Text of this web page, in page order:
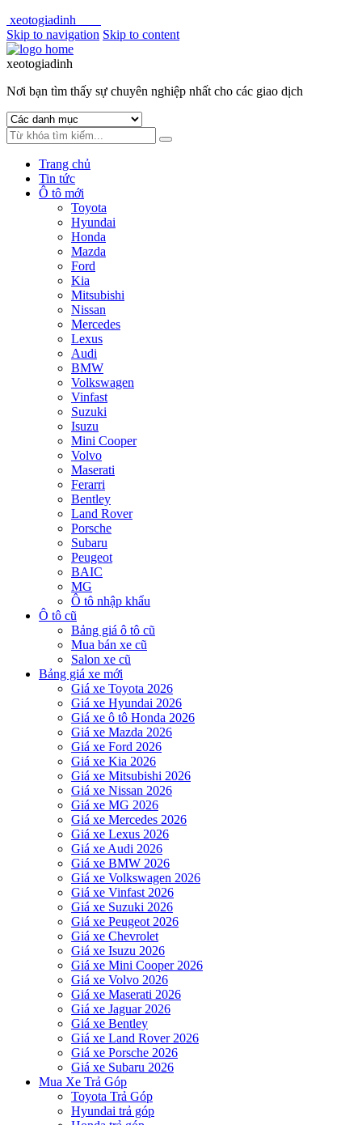
xeotogiadinh
Skip to navigation Skip to content
xeotogiadinh
Nơi bạn tìm thấy sự chuyên nghiệp nhất cho các giao dịch
Trang chủ
Tin tức
Ô tô mới
Toyota
Hyundai
Honda
Mazda
Ford
Kia
Mitsubishi
Nissan
Mercedes
Lexus
Audi
BMW
Volkswagen
Vinfast
Suzuki
Isuzu
Mini Cooper
Volvo
Maserati
Ferarri
Bentley
Land Rover
Porsche
Subaru
Peugeot
BAIC
MG
Ô tô nhập khẩu
Ô tô cũ
Bảng giá ô tô cũ
Mua bán xe cũ
Salon xe cũ
Bảng giá xe mới
Giá xe Toyota 2026
Giá xe Hyundai 2026
Giá xe ô tô Honda 2026
Giá xe Mazda 2026
Giá xe Ford 2026
Giá xe Kia 2026
Giá xe Mitsubishi 2026
Giá xe Nissan 2026
Giá xe MG 2026
Giá xe Mercedes 2026
Giá xe Lexus 2026
Giá xe Audi 2026
Giá xe BMW 2026
Giá xe Volkswagen 2026
Giá xe Vinfast 2026
Giá xe Suzuki 2026
Giá xe Peugeot 2026
Giá xe Chevrolet
Giá xe Isuzu 2026
Giá xe Mini Cooper 2026
Giá xe Volvo 2026
Giá xe Maserati 2026
Giá xe Jaguar 2026
Giá xe Bentley
Giá xe Land Rover 2026
Giá xe Porsche 2026
Giá xe Subaru 2026
Mua Xe Trả Góp
Toyota Trả Góp
Hyundai trả góp